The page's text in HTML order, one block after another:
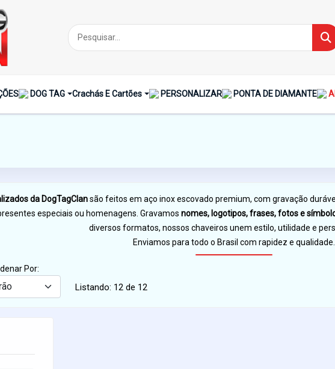
DOG TAG Crachás E Cartões PERSONALIZAR PONTA DE DIAMANTE
da DogTagClansão feitos em aço inox escovado premium, com gravação
especiais ou homenagens. Gravamos nomes, logotipos, frases, fotos e
diversos formatos, nossos chaveiros unem estilo, utilidade e
Enviamos para todo o Brasil com rapidez e qualidade.
Por:
Listando: 12 de 12